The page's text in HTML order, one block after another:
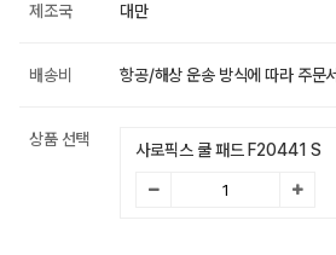
제조국 대만
배송비 항공/해상 운송 방식에 따라 주문
상품 선택
사로픽스 쿨 패드 F20441 S